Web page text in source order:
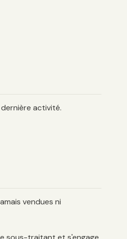
activité.
vendues ni